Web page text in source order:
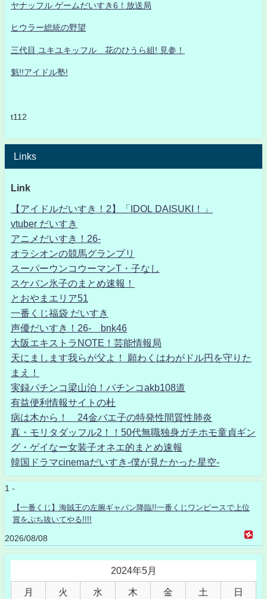
ヤナッフル ゲームだいすき6！放送局
ヒウラー総統の野望
三代目 ユキユキッフル 花のひうら組! 見参！
魁!!アイドル塾!
t112
Links
Link
【アイドルだいすき！2】「IDOL DAISUKI！」
vtuber だいすき
アニメだいすき！26-
オラシオンの競馬グランプリ
スーパーウンコウーマンT・子なし
スケバン氷子のまとめ速報！
とおやまエリア51
一番くじ福袋 だいすき
声優だいすき！26- bnk46
大阪エキストラNOTE！芸能情報局
天にまします我らが父よ！ 願わくはわがドル円を守りた
まえ！
実録パチンコ梁山泊！パチンコakb108道
有益便利情報サイトの杜
病は木から！ 24金バエ子の特発性間質性肺炎
真・モリタダッフル2！！50代無職独身ガチホモ童貞ギン
グ・ゲイなー女装子オネエ的まとめ速報
韓国ドラマcinemaだいすき-僕が見たかった星空-
1 -
【一番くじ】海賊王の左腕ギャバン降臨!!一番くじワンピースで上位
賞をぶち抜いてやる!!!!
2026/08/08
2024年5月
月 火 水 木 金 土 日